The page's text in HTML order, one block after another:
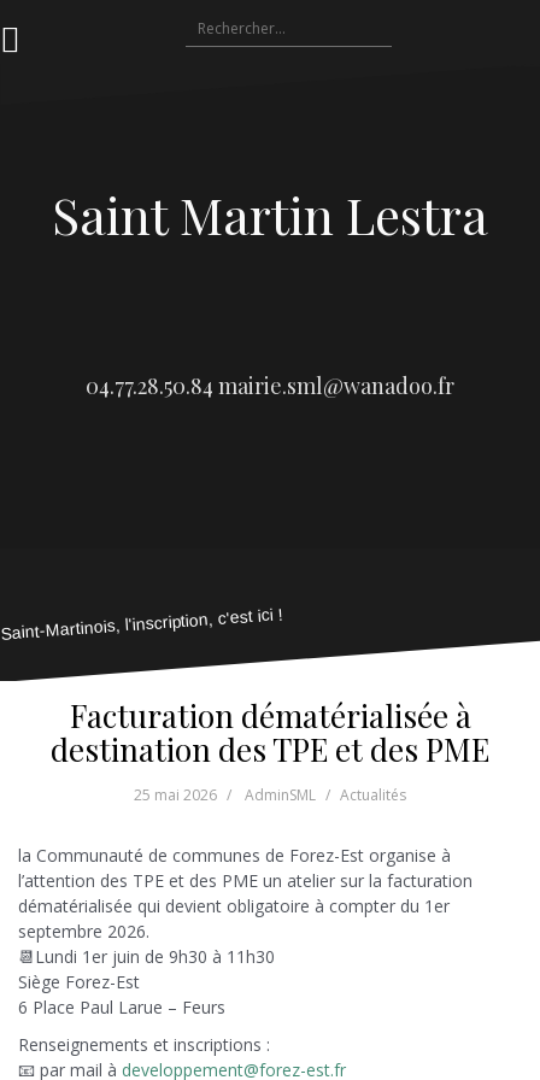
au
Rechercher :
Saint Martin Lestra
04.77.28.50.84 mairie.sml@wanadoo.fr
Saint-Martinois, l'inscription, c'est ici !
Facturation dématérialisée à
destination des TPE et des PME
25 mai 2026 AdminSML Actualités
la Communauté de communes de Forez-Est organise à
l’attention des TPE et des PME un atelier sur la facturation
dématérialisée qui devient obligatoire à compter du 1er
septembre 2026.
📆Lundi 1er juin de 9h30 à 11h30
Siège Forez-Est
6 Place Paul Larue – Feurs
Renseignements et inscriptions :
📧 par mail à developpement@forez-est.fr